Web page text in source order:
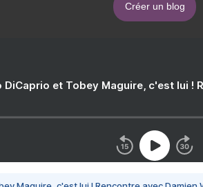
Créer un blog
DiCaprio et Tobey Maguire, c'est lui !